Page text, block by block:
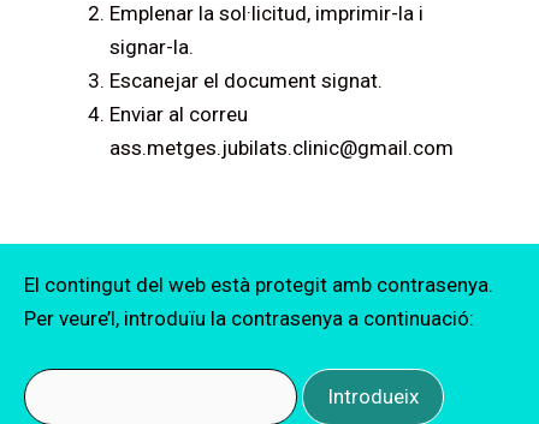
Emplenar la sol·licitud, imprimir-la i
signar-la.
Escanejar el document signat.
Enviar al correu
ass.metges.jubilats.clinic@gmail.com
El contingut del web està protegit amb contrasenya.
Per veure’l, introduïu la contrasenya a continuació:
Introdueix